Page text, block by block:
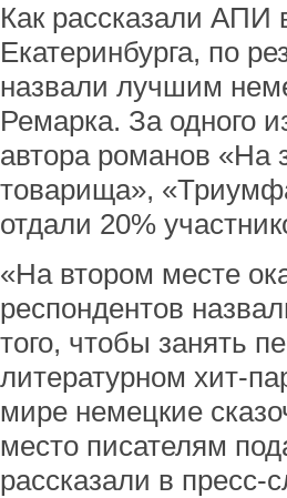
Как рассказали АПИ
Екатеринбурга, по
назвали лучшим
Ремарка. За одного
автора романов «На
товарища»,
отдали 20%
«На втором месте
респондентов
того, чтобы занять
литературном хит-
мире немецкие
место писателям
рассказали в пресс-